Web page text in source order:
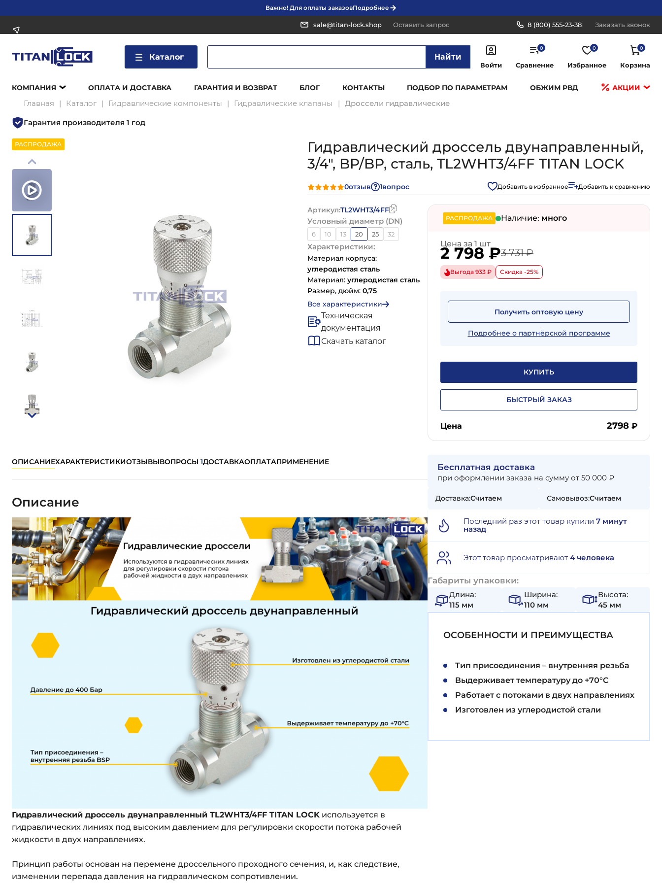
Важно! Для оплаты заказовПодробнее
sale@titan-lock.shop Оставить запрос 8 (800) 555-23-38 Заказать звонок
Каталог Найти
Войти
0
Сравнение
0
Избранное
0
Корзина
КОМПАНИЯ ОПЛАТА И ДОСТАВКА ГАРАНТИЯ И ВОЗВРАТ БЛОГ КОНТАКТЫ ПОДБОР ПО ПАРАМЕТРАМ ОБЖИМ РВД АКЦИИ
Главная Каталог Гидравлические компоненты Гидравлические клапаны Дроссели гидравлические
Гарантия производителя 1 год
РАСПРОДАЖА
Гидравлический дроссель двунаправленный,
3/4", BP/BP, сталь, TL2WHT3/4FF TITAN LOCK
0отзыв 1вопрос Добавить в избранное Добавить к сравнению
Артикул:TL2WHT3/4FF
Условный диаметр (DN)
6 10 13 20 25 32
Характеристики:
Материал корпуса:
углеродистая сталь
Материал: углеродистая сталь
Размер, дюйм: 0,75
Все характеристики
Техническая
документация
Скачать каталог
РАСПРОДАЖА Наличие: много
Цена за 1 шт
2 798₽3 731 ₽
Выгода 933 ₽ Скидка -25%
Получить оптовую цену
Подробнее о партнёрской программе
КУПИТЬ
БЫСТРЫЙ ЗАКАЗ
Цена 2798 ₽
ОПИСАНИЕХАРАКТЕРИСТИКИОТЗЫВЫВОПРОСЫ 1ДОСТАВКАОПЛАТАПРИМЕНЕНИЕ
Описание
Гидравлический дроссель двунаправленный TL2WHT3/4FF TITAN LOCK используется в
гидравлических линиях под высоким давлением для регулировки скорости потока рабочей
жидкости в двух направлениях.
Принцип работы основан на перемене дроссельного проходного сечения, и, как следствие,
изменении перепада давления на гидравлическом сопротивлении.
Бесплатная доставка
при оформлении заказа на сумму от 50 000 ₽
Доставка:Считаем Самовывоз:Считаем
Последний раз этот товар купили 7 минут
назад
Этот товар просматривают 4 человека
Габариты упаковки:
Длина:
115 мм
Ширина:
110 мм
Высота:
45 мм
ОСОБЕННОСТИ И ПРЕИМУЩЕСТВА
Тип присоединения – внутренняя резьба
Выдерживает температуру до +70°C
Работает с потоками в двух направлениях
Изготовлен из углеродистой стали